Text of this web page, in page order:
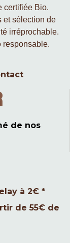
certifiée Bio.
et sélection de
irréprochable.
responsable.
de nos
à 2€ *
de 55€ de